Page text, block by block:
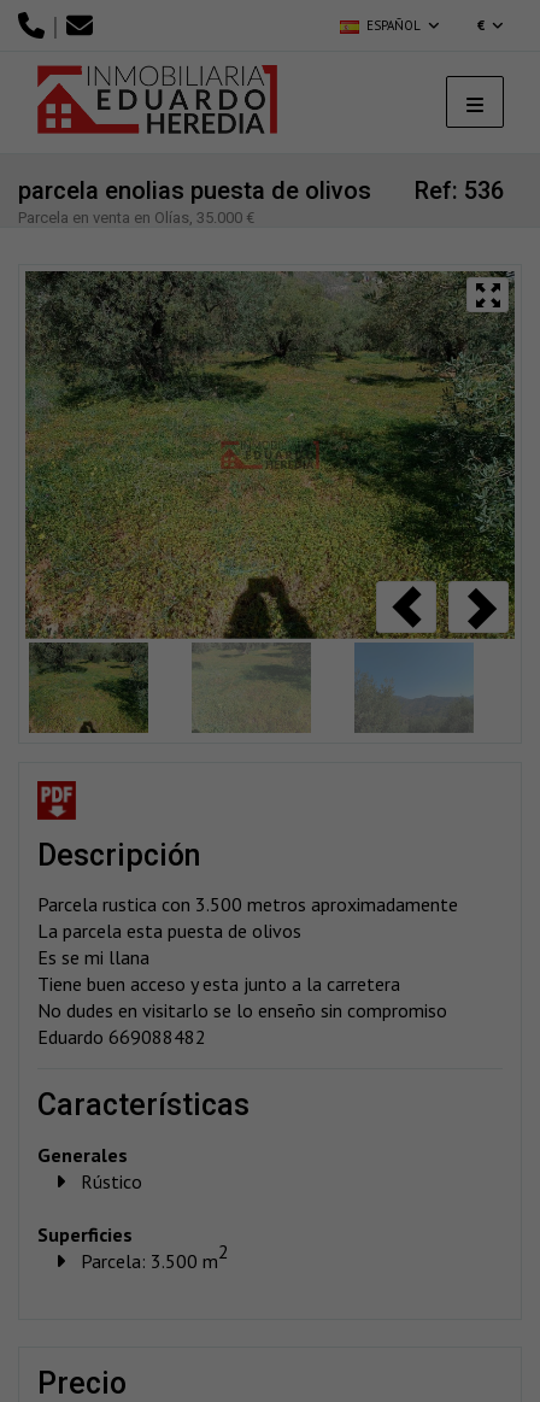
| ESPAÑOL €
Ref: 536
parcela enolias puesta de olivos
Parcela en venta en Olías, 35.000 €
descripción
Parcela rustica con 3.500 metros aproximadamente
La parcela esta puesta de olivos
Es se mi llana
Tiene buen acceso y esta junto a la carretera
No dudes en visitarlo se lo enseño sin compromiso
Eduardo 669088482
características
Generales
Rústico
Superficies
Parcela: 3.500 m2
precio